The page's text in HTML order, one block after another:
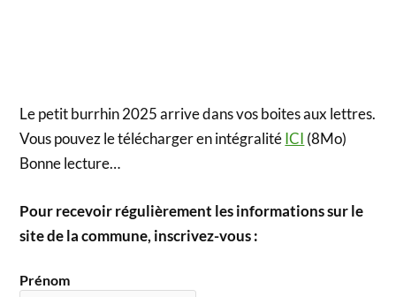
Le petit burrhin 2025 arrive dans vos boites aux lettres.
Vous pouvez le télécharger en intégralitéICI (8Mo)
Bonne lecture…
Pour recevoir régulièrement les informations sur le
site de la commune, inscrivez-vous :
Prénom